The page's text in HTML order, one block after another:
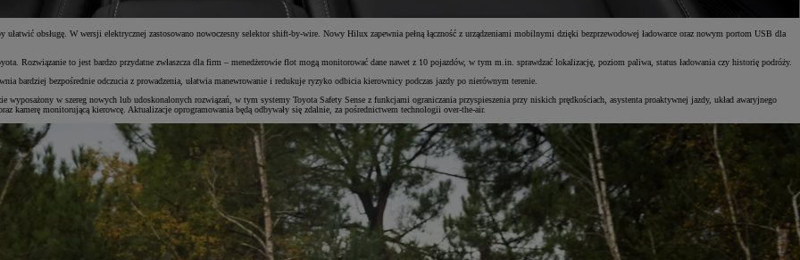
obsługę. W wersji elektrycznej zastosowano nowoczesny selektor shift-by-wire. Nowy Hilux zapewnia pełną łączność z urządzeniami mobilnymi dzięki bezprzewodowej ładowarce oraz nowym portom USB dla
Rozwiązanie to jest bardzo przydatne zwłaszcza dla firm – menedżerowie flot mogą monitorować dane nawet z 10 pojazdów, w tym m.in. sprawdzać lokalizację, poziom paliwa, status ładowania czy historię podróży.
bardziej bezpośrednie odczucia z prowadzenia, ułatwia manewrowanie i redukuje ryzyko odbicia kierownicy podczas jazdy po nierównym terenie.
w szereg nowych lub udoskonalonych rozwiązań, w tym systemy Toyota Safety Sense z funkcjami ograniczania przyspieszenia przy niskich prędkościach, asystenta proaktywnej jazdy, układ awaryjnego
kamerę monitorującą kierowcę. Aktualizacje oprogramowania będą odbywały się zdalnie, za pośrednictwem technologii over-the-air.